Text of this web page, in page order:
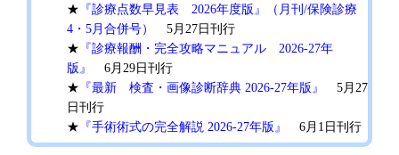
★ 『診療点数早見表 2026年度版』（月刊/保険診療
4・5月合併号）
5月27日刊行
★ 『診療報酬・完全攻略マニュアル 2026-27年
版』
6月29日刊行
★ 『最新 検査・画像診断辞典 2026-27年版』
5月27
日刊行
★ 『手術術式の完全解説 2026-27年版』
6月1日刊行
★『臨床手技の完全解説 2026-27年版』6月1日刊行